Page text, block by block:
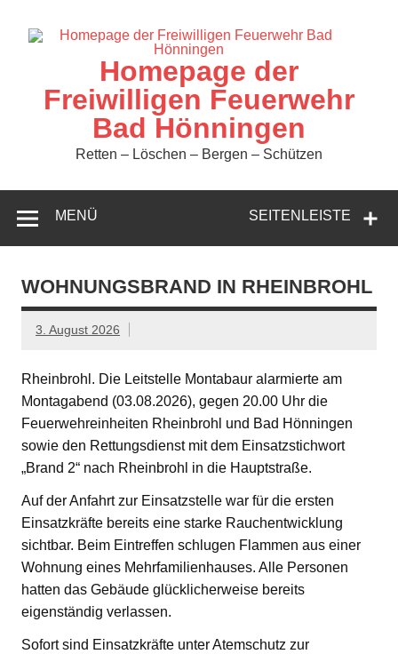
springen
Homepage der
Freiwilligen Feuerwehr
Bad Hönningen
Retten – Löschen – Bergen – Schützen
SEITENLEISTE
MENÜ
WOHNUNGSBRAND IN RHEINBROHL
3. August 2026
Rheinbrohl. Die Leitstelle Montabaur alarmierte am
Montagabend (03.08.2026), gegen 20.00 Uhr die
Feuerwehreinheiten Rheinbrohl und Bad Hönningen
sowie den Rettungsdienst mit dem Einsatzstichwort
„Brand 2“ nach Rheinbrohl in die Hauptstraße.
Auf der Anfahrt zur Einsatzstelle war für die ersten
Einsatzkräfte bereits eine starke Rauchentwicklung
sichtbar. Beim Eintreffen schlugen Flammen aus einer
Wohnung eines Mehrfamilienhauses. Alle Personen
hatten das Gebäude glücklicherweise bereits
eigenständig verlassen.
Sofort sind Einsatzkräfte unter Atemschutz zur